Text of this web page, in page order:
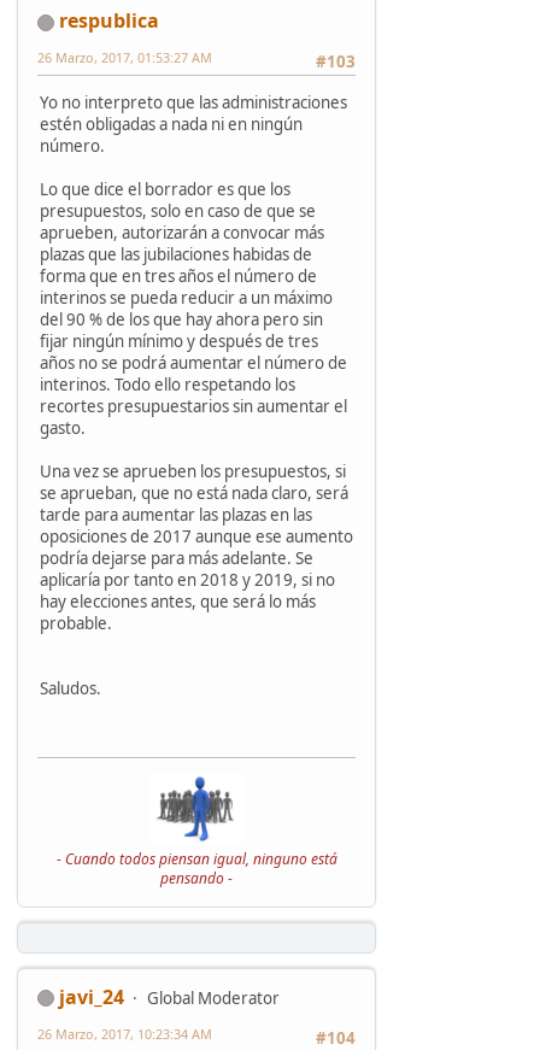
respublica
#103
26 Marzo, 2017, 01:53:27 AM
Yo no interpreto que las administraciones
estén obligadas a nada ni en ningún
número.
Lo que dice el borrador es que los
presupuestos, solo en caso de que se
aprueben, autorizarán a convocar más
plazas que las jubilaciones habidas de
forma que en tres años el número de
interinos se pueda reducir a un máximo
del 90 % de los que hay ahora pero sin
fijar ningún mínimo y después de tres
años no se podrá aumentar el número de
interinos. Todo ello respetando los
recortes presupuestarios sin aumentar el
gasto.
Una vez se aprueben los presupuestos, si
se aprueban, que no está nada claro, será
tarde para aumentar las plazas en las
oposiciones de 2017 aunque ese aumento
podría dejarse para más adelante. Se
aplicaría por tanto en 2018 y 2019, si no
hay elecciones antes, que será lo más
probable.
Saludos.
- Cuando todos piensan igual, ninguno está
pensando -
javi_24
Global Moderator
#104
26 Marzo, 2017, 10:23:34 AM